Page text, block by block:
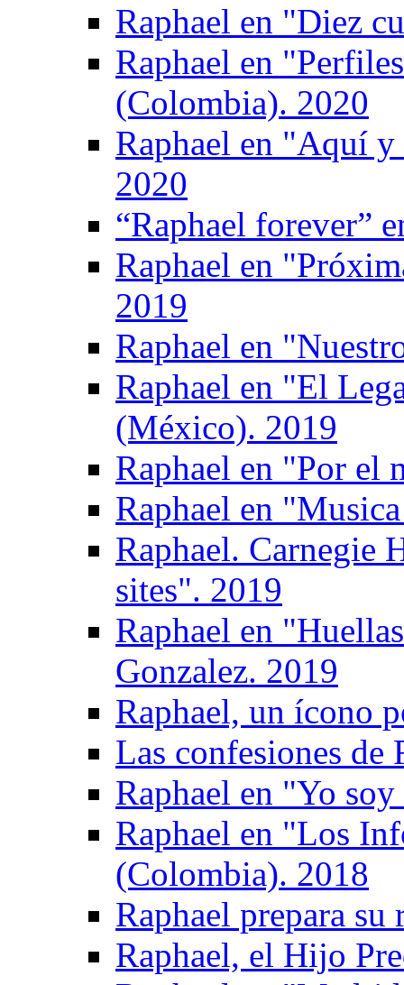
Raphael en "Diez
Raphael en
(Colombia). 2020
Raphael en "Aquí
2020
“Raphael forever”
Raphael en
2019
Raphael en
Raphael en "El
(México). 2019
Raphael en "Por el
Raphael en
Raphael. Carnegie
sites". 2019
Raphael en
Gonzalez. 2019
Raphael, un ícono
Las confesiones de
Raphael en "Yo
Raphael en "Los
(Colombia). 2018
Raphael prepara
Raphael, el Hijo